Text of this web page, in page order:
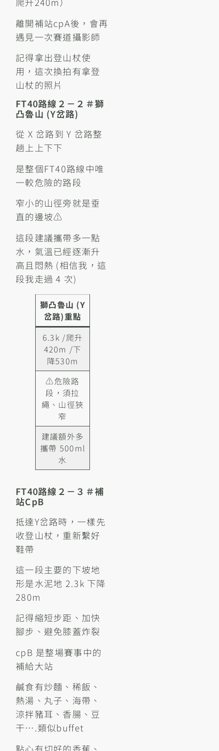
離開補站cpA後，會再
遇見一次賽道攝影師
記得拿出登山杖使
用，這次換拍有拿登
山杖的照片
FT40路線２－２＃獅
凸魯山 (Y岔路)
從 X 岔路到 Y 岔路整
趟上上下下
是整個FT40路線中唯
一較危險的路段
窄小的山徑旁就是垂
直的邊坡⚠️
這段建議攜帶多一點
水，氣溫已經逐漸升
高且悶熱 (相信我，這
段我走過 4 次)
獅凸魯山 (Y
岔路)重點
6.3k /爬升
420m /下
降530m
⚠️危險路
段，須拉
繩、山徑狹
窄
建議額外多
攜帶 500ml
水
FT40路線２－３＃補
站cpB
抵達Y岔路時，一樣先
收登山杖，重新繫好
鞋帶
這一段主要的下坡地
形是水泥地 2.3k 下降
280m
記得縮短步距、加快
腳步、避免膝蓋炸裂
cpB 是整場賽事中的
補給大站
鹹食有炒麵、稀飯、
熱湯、丸子、海帶、
涼拌豬耳、香腸、豆
干….類似buffet
點心有切好的香蕉、